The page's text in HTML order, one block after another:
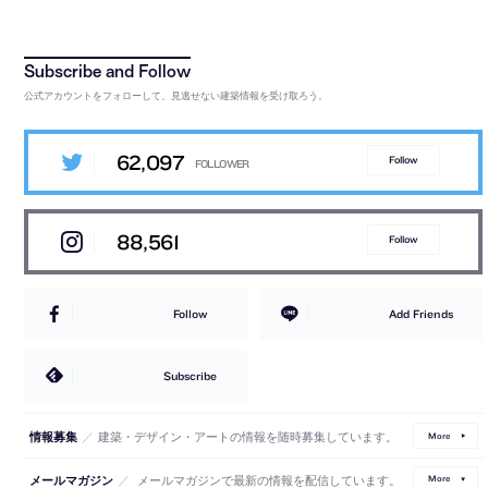
公式アカウントをフォローして、見逃せない建築情報を受け取ろう。
62,097 Follow
88,561 Follow
Follow Add Friends
Subscribe
情報募集 ／ 建築・デザイン・アートの情報を随時募集しています。 More
メールマガジン ／ メールマガジンで最新の情報を配信しています。 More